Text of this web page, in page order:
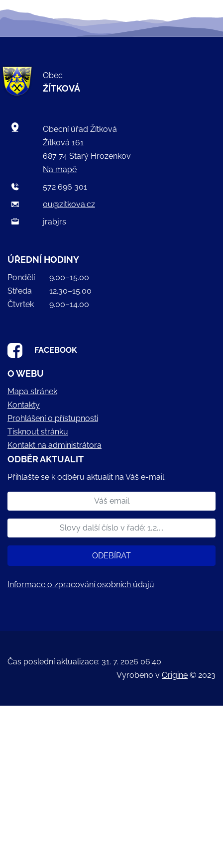
Obec
ŽÍTKOVÁ
Obecní úřad Žítková
Žítková 161
687 74 Starý Hrozenkov
Na mapě
572 696 301
ou@zitkova.cz
jrabjrs
ÚŘEDNÍ HODINY
Pondělí
9.00–15.00
Středa
12.30–15.00
Čtvrtek
9.00–14.00
FACEBOOK
O WEBU
Mapa stránek
Kontakty
Prohlášení o přístupnosti
Tisknout stránku
Kontakt na administrátora
ODBĚR AKTUALIT
Přihlašte se k odběru aktualit na Váš e-mail:
ODEBÍRAT
Informace o zpracování osobních údajů
Čas poslední aktualizace: 31. 7. 2026 06:40
Vyrobeno v Origine © 2023